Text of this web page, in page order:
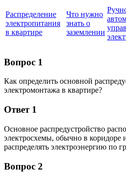
Распределение
электропитания
в квартире
Что нужно
знать о
заземлении
Вопрос 1
Как определить основной
электромонтажа в квартире?
Ответ 1
Основное распредустройство
электросхемы, обычно в коридоре
распределять электроэнергию по
Вопрос 2